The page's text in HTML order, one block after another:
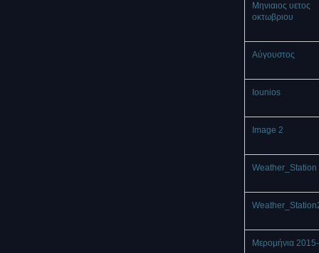
Μηνιαιος υετος
οκτωβριου
Αύγουστος
Iounios
Image 2
Weather_Station
Μερομήνια